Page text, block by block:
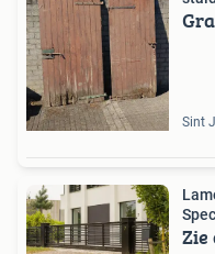
Sint